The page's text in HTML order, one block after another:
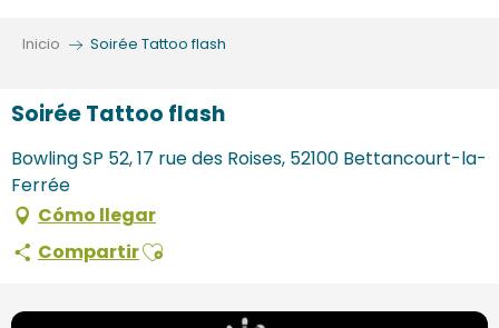
Inicio Soirée Tattoo flash
Soirée Tattoo flash
Bowling SP 52, 17 rue des Roises, 52100 Bettancourt-la-
Ferrée
Cómo llegar
CompartirAjouter aux favoris